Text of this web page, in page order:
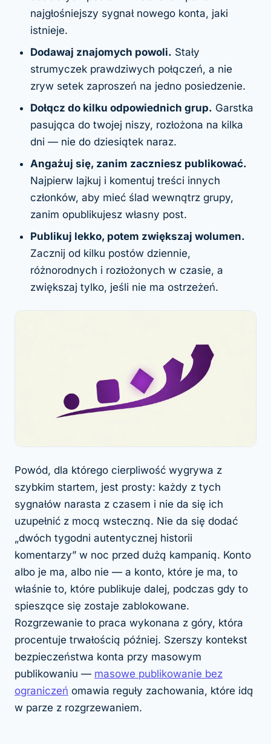
najgłośniejszy sygnał nowego konta, jaki
istnieje.
Dodawaj znajomych powoli. Stały
strumyczek prawdziwych połączeń, a nie
zryw setek zaproszeń na jedno posiedzenie.
Dołącz do kilku odpowiednich grup. Garstka
pasująca do twojej niszy, rozłożona na kilka
dni — nie do dziesiątek naraz.
Angażuj się, zanim zaczniesz publikować.
Najpierw lajkuj i komentuj treści innych
członków, aby mieć ślad wewnątrz grupy,
zanim opublikujesz własny post.
Publikuj lekko, potem zwiększaj wolumen.
Zacznij od kilku postów dziennie,
różnorodnych i rozłożonych w czasie, a
zwiększaj tylko, jeśli nie ma ostrzeżeń.
Powód, dla którego cierpliwość wygrywa z
szybkim startem, jest prosty: każdy z tych
sygnałów narasta z czasem i nie da się ich
uzupełnić z mocą wsteczną. Nie da się dodać
„dwóch tygodni autentycznej historii
komentarzy” w noc przed dużą kampanią. Konto
albo je ma, albo nie — a konto, które je ma, to
właśnie to, które publikuje dalej, podczas gdy to
spieszące się zostaje zablokowane.
Rozgrzewanie to praca wykonana z góry, która
procentuje trwałością później. Szerszy kontekst
bezpieczeństwa konta przy masowym
publikowaniu — masowe publikowanie bez
ograniczeń omawia reguły zachowania, które idą
w parze z rozgrzewaniem.